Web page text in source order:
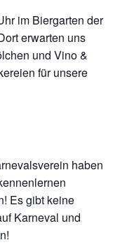
im Biergarten der
erwarten uns
und Vino &
für unsere
haben
Es gibt keine
Karneval und